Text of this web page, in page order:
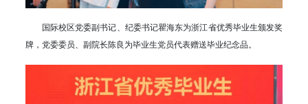
国际校区党委副书记、纪委书记瞿海东为浙江省优秀毕业生颁发奖
牌，党委委员、副院长陈良为毕业生党员代表赠送毕业纪念品。